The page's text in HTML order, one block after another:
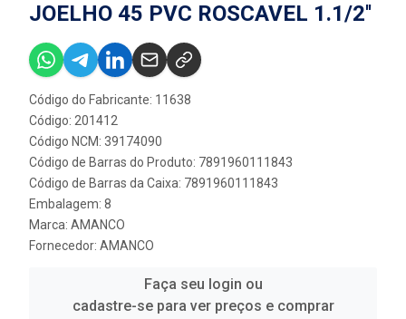
JOELHO 45 PVC ROSCAVEL 1.1/2''
Código do Fabricante: 11638
Código: 201412
Código NCM: 39174090
Código de Barras do Produto: 7891960111843
Código de Barras da Caixa: 7891960111843
Embalagem: 8
Marca: AMANCO
Fornecedor: AMANCO
Faça seu login ou
cadastre-se para ver preços e comprar